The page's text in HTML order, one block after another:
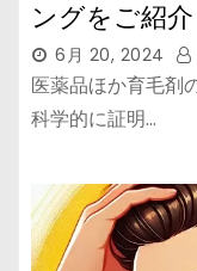
ングをご紹介
6月 20, 2024
医薬品ほか育毛剤
科学的に証明…